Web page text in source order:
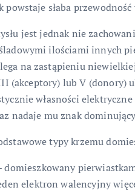
słaba
jest jednak nie
ilościami innych
na zastąpieniu
(akceptory) lub V (donory)
własności
nadaje mu znak
typy krzemu
domieszkowany
elektron walencyjny